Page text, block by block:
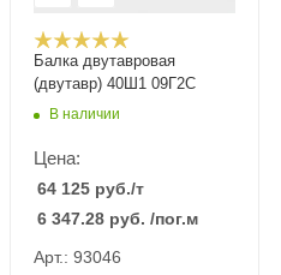
Балка двутавровая
(двутавр) 40Ш1 09Г2С
В наличии
Цена:
64 125 руб./т
6 347.28 руб. /пог.м
Арт.: 93046